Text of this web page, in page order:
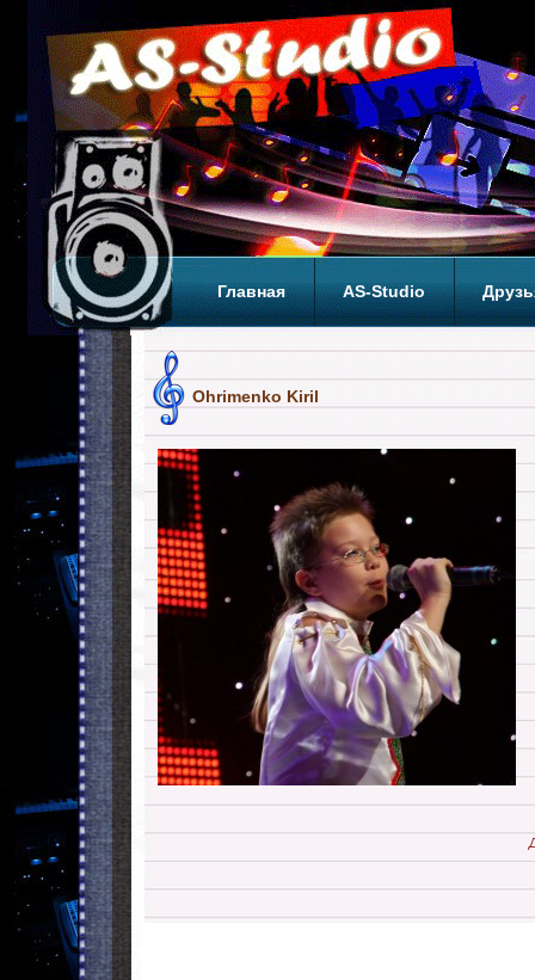
Главная AS-Studio
Ohrimenko Kiril